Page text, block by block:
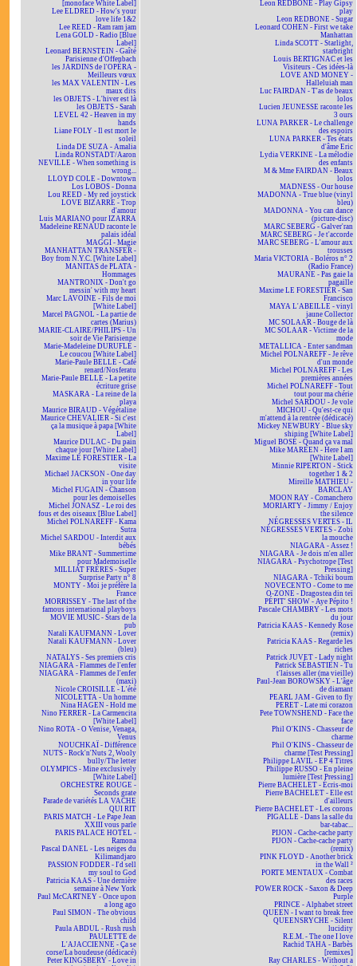
[monoface White Label]
Lee ELDRED - How's your
love life 1&2
Lee REED - Ram ram jam
Lena GOLD - Radio [Blue
Label]
Leonard BERNSTEIN - Gaîté
Parisienne d'Offenbach
les JARDINS de l'OPÉRA -
Meilleurs vœux
les MAX VALENTIN - Les
maux dits
les OBJETS - L'hiver est là
les OBJETS - Sarah
LEVEL 42 - Heaven in my
hands
Liane FOLY - Il est mort le
soleil
Linda DE SUZA - Amalia
Linda RONSTADT/Aaron
NEVILLE - When something is
wrong...
LLOYD COLE - Downtown
Los LOBOS - Donna
Lou REED - My red joystick
LOVE BIZARRE - Trop
d'amour
Luis MARIANO pour IZARRA
Madeleine RENAUD raconte le
palais idéal
MAGGI - Magie
MANHATTAN TRANSFER -
Boy from N.Y.C. [White Label]
MANITAS de PLATA -
Hommages
MANTRONIX - Don't go
messin' with my heart
Marc LAVOINE - Fils de moi
[White Label]
Marcel PAGNOL - La partie de
cartes (Marius)
MARIE-CLAIRE/PHILIPS - Un
soir de Vie Parisienne
Marie-Madeleine DURUFLÉ -
Le coucou [White Label]
Marie-Paule BELLE - Café
renard/Nosferatu
Marie-Paule BELLE - La petite
écriture grise
MASKARA - La reine de la
playa
Maurice BIRAUD - Végétaline
Maurice CHEVALIER - Si c'est
ça la musique à papa [White
Label]
Maurice DULAC - Du pain
chaque jour [White Label]
Maxime LE FORESTIER - La
visite
Michael JACKSON - One day
in your life
Michel FUGAIN - Chanson
pour les demoiselles
Michel JONASZ - Le roi des
fous et des oiseaux [Blue Label]
Michel POLNAREFF - Kama
Sutra
Michel SARDOU - Interdit aux
bébés
Mike BRANT - Summertime
pour Mademoiselle
MILLIAT FRÈRES - Super
Surprise Party n° 8
MONTY - Moi je préfère la
France
MORRISSEY - The last of the
famous international playboys
MOVIE MUSIC - Stars de la
pub
Natali KAUFMANN - Lover
Natali KAUFMANN - Lover
(bleu)
NATALYS - Ses premiers cris
NIAGARA - Flammes de l'enfer
NIAGARA - Flammes de l'enfer
(maxi)
Nicole CROISILLE - L'été
NICOLETTA - Un homme
Nina HAGEN - Hold me
Nino FERRER - La Carmencita
[White Label]
Nino ROTA - O Venise, Venaga,
Venus
NOUCHKAÏ - Différence
NUTS - Rock'n'Nuts 2, Wooly
bully/The letter
OLYMPICS - Mine exclusively
[White Label]
ORCHESTRE ROUGE -
Seconds grate
Parade de variétés LA VACHE
QUI RIT
PARIS MATCH - Le Pape Jean
XXIII vous parle
PARIS PALACE HOTEL -
Ramona
Pascal DANEL - Les neiges du
Kilimandjaro
PASSION FODDER - I'd sell
my soul to God
Patricia KAAS - Une dernière
semaine à New York
Paul McCARTNEY - Once upon
a long ago
Paul SIMON - The obvious
child
Paula ABDUL - Rush rush
PAULETTE de
L'AJACCIENNE - Ça se
corse/La boudeuse (dédicacé)
Peter KINGSBERY - Love in
Leon REDBONE - Play Gipsy
play
Leon REDBONE - Sugar
Leonard COHEN - First we take
Manhattan
Linda SCOTT - Starlight,
starbright
Louis BERTIGNAC et les
Visiteurs - Ces idées-là
LOVE AND MONEY -
Halleluiah man
Luc FAIRDAN - T'as de beaux
lolos
Lucien JEUNESSE raconte les
3 ours
LUNA PARKER - Le challenge
des espoirs
LUNA PARKER - Tes états
d'âme Eric
Lydia VERKINE - La mélodie
des enfants
M & Mme FAIRDAN - Beaux
lolos
MADNESS - Our house
MADONNA - True blue (vinyl
bleu)
MADONNA - You can dance
(picture-disc)
MARC SEBERG - Galver'ran
MARC SEBERG - Je t'accorde
MARC SEBERG - L'amour aux
trousses
Maria VICTORIA - Boléros n° 2
(Radio France)
MAURANE - Pas gaie la
pagaille
Maxime LE FORESTIER - San
Francisco
MAYA L'ABEILLE - vinyl
jaune Collector
MC SOLAAR - Bouge de là
MC SOLAAR - Victime de la
mode
METALLICA - Enter sandman
Michel POLNAREFF - Je rêve
d'un monde
Michel POLNAREFF - Les
premières années
Michel POLNAREFF - Tout
tout pour ma chérie
Michel SARDOU - Je vole
MICHOU - Qu'est-ce qui
m'attend à la rentrée (dédicacé)
Mickey NEWBURY - Blue sky
shining [White Label]
Miguel BOSÉ - Quand ça va mal
Mike MAREEN - Here I am
[White Label]
Minnie RIPERTON - Stick
together 1 & 2
Mireille MATHIEU -
BARCLAY
MOON RAY - Comanchero
MORIARTY - Jimmy / Enjoy
the silence
NÉGRESSES VERTES - IL
NÉGRESSES VERTES - Zobi
la mouche
NIAGARA - Assez !
NIAGARA - Je dois m'en aller
NIAGARA - Psychotrope [Test
Pressing]
NIAGARA - Tchiki boum
NOVECENTO - Come to me
O-ZONE - Dragostea din teï
PÉPIT' SHOW - Aye Pépito !
Pascale CHAMBRY - Les mots
du jour
Patricia KAAS - Kennedy Rose
(remix)
Patricia KAAS - Regarde les
riches
Patrick JUVET - Lady night
Patrick SÉBASTIEN - Tu
t'laisses aller (ma vieille)
Paul-Jean BOROWSKY - L'âge
de diamant
PEARL JAM - Given to fly
PERET - Late mi corazon
Pete TOWNSHEND - Face the
face
Phil O'KINS - Chasseur de
charme
Phil O'KINS - Chasseur de
charme [Test Pressing]
Philippe LAVIL - EP 4 Titres
Philippe RUSSO - En pleine
lumière [Test Pressing]
Pierre BACHELET - Écris-moi
Pierre BACHELET - Elle est
d'ailleurs
Pierre BACHELET - Les corons
PIGALLE - Dans la salle du
bar-tabac...
PIJON - Cache-cache party
PIJON - Cache-cache party
(remix)
PINK FLOYD - Another brick
in the Wall ²
PORTE MENTAUX - Combat
des races
POWER ROCK - Saxon & Deep
Purple
PRINCE - Alphabet street
QUEEN - I want to break free
QUEENSRYCHE - Silent
lucidity
R.E.M. - The one I love
Rachid TAHA - Barbès
[remixes]
Ray CHARLES - Without a